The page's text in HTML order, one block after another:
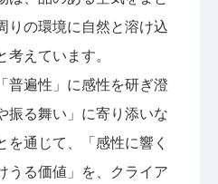
りの環境に自然と溶け込
考えています。
普遍性」に感性を研ぎ澄
振る舞い」に寄り添いな
を通じて、「感性に響く
うる価値」を、クライア